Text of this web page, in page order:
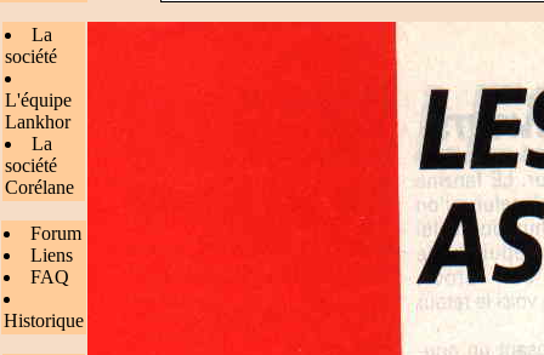
La
société
L'équipe
Lankhor
La
société
Corélane
Forum
Liens
FAQ
Historique